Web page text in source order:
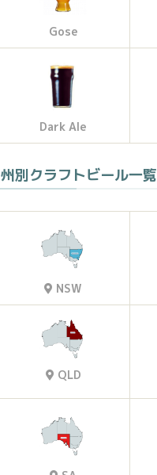
Gose
Dark Ale
州別クラフトビール一覧
NSW
QLD